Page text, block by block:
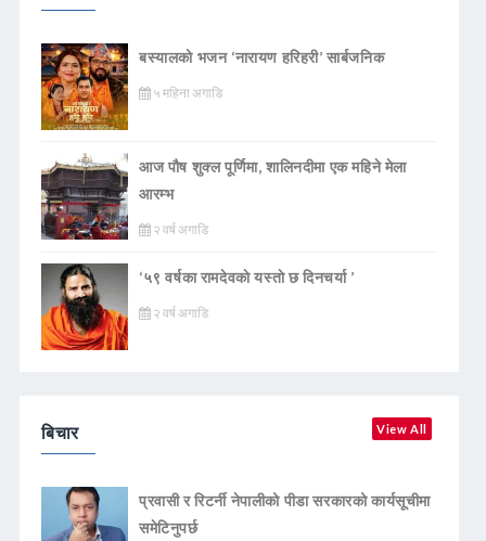
बस्यालको भजन ‘नारायण हरिहरी’ सार्बजनिक
५ महिना अगाडि
आज पौष शुक्ल पूर्णिमा, शालिनदीमा एक महिने मेला
आरम्भ
२ वर्ष अगाडि
‘५९ वर्षका रामदेवकाे यस्ताे छ दिनचर्या ’
२ वर्ष अगाडि
बिचार View All
प्रवासी र रिटर्नी नेपालीको पीडा सरकारको कार्यसूचीमा
समेटिनुपर्छ